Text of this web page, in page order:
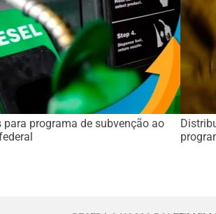
para programa de subvenção ao